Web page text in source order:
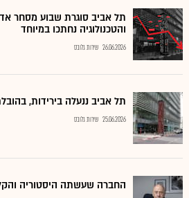
תל אביב סוגרת שבוע מסחר
והטכנולוגיה נחתכו במיוחד
26.06.2026 שירות גלובס
תל אביב ננעלה בירידות,
25.06.2026 שירות גלובס
החברה שעשתה היסטוריה